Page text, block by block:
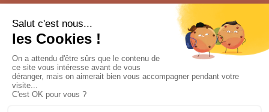

VOUS SOUHAITEZ ? 
Pour tout renseignement appeler au04 77 91 15 30